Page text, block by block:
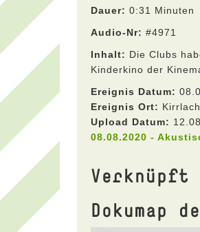
Dauer: 0:31 Minuten
Audio-Nr: #4971
Inhalt: Die Clubs
Kinderkino der
Ereignis Datum:
Ereignis Ort:
Upload Datum:
08.08.2020 -
Verknüpft
Dokumap